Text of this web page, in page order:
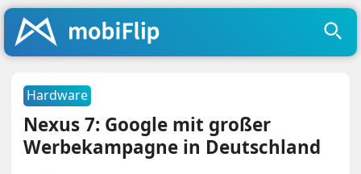
Hardware
Nexus 7: Google mit großer
Werbekampagne in Deutschland